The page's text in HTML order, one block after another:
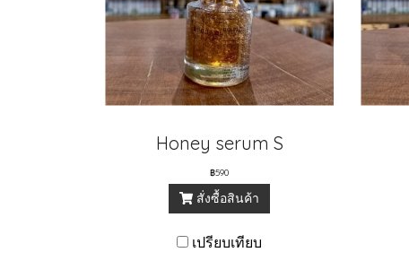
Honey serum S
฿590
สั่งซื้อสินค้า
เปรียบเทียบ